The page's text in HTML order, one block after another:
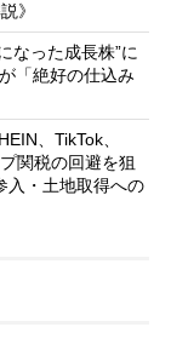
》
なった成長株”に
「絶好の仕込み
、TikTok、
関税の回避を狙
・土地取得への